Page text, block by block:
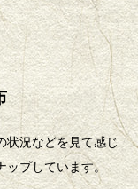
状況などを見て感じ
ップしています。